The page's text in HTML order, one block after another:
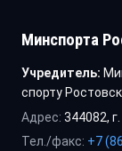
Минспорта
Учредитель:
спорту
Адрес: 344082,
Тел./факс: +7